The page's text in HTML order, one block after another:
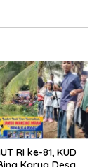
RI ke-81, KUD